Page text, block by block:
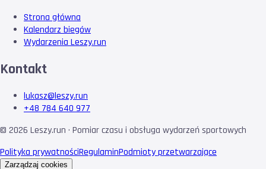
Strona główna
Kalendarz biegów
Wydarzenia Leszy.run
Kontakt
lukasz@leszy.run
+48 784 640 977
© 2026 Leszy.run · Pomiar czasu i obsługa wydarzeń sportowych
Polityka prywatnościRegulaminPodmioty przetwarzające
Zarządzaj cookies